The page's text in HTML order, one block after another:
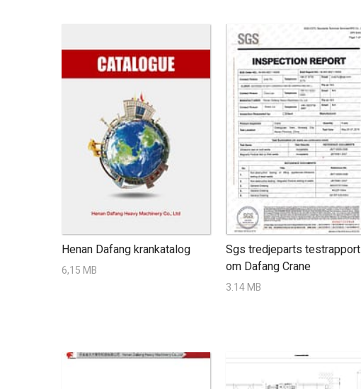
Henan Dafang krankatalog
6,15 MB
Sgs tredjeparts testrapport
om Dafang Crane
3.14 MB